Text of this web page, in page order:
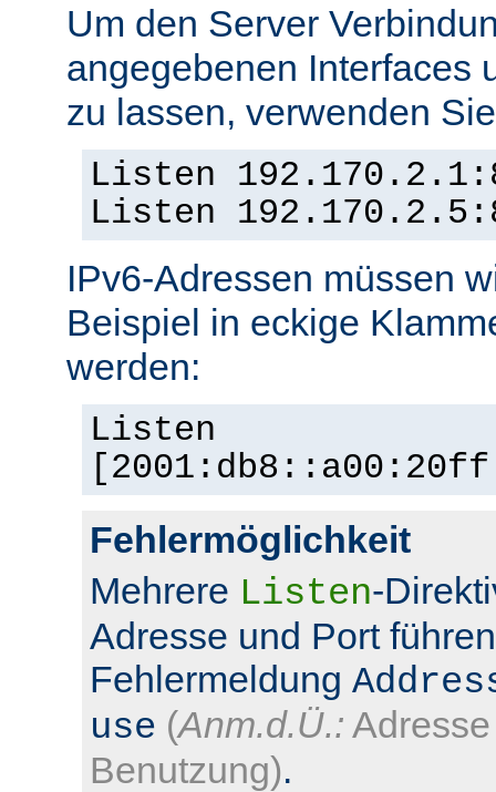
Um den Server
angegebenen Interfaces
zu lassen, verwenden
Listen
Listen
IPv6-Adressen müssen
Beispiel in eckige
werden:
Listen
Fehlermöglichkeit
Mehrere Listen-
Adresse und Port
Fehlermeldung
use (Anm.d.Ü.:
Benutzung).